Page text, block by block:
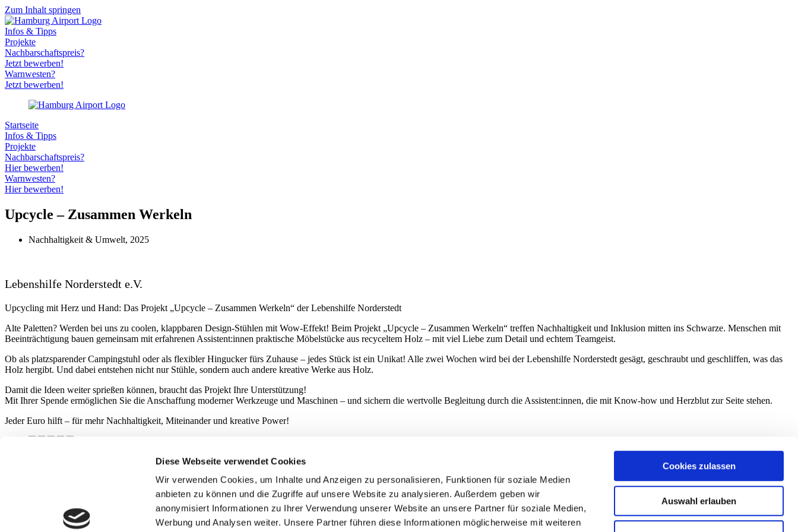
Diese Webseite verwendet Cookies
Wir verwenden Cookies, um Inhalte und Anzeigen zu personalisieren, Funktionen für soziale Medien
anbieten zu können und die Zugriffe auf unsere Website zu analysieren. Außerdem geben wir
anonymisiert Informationen zu Ihrer Verwendung unserer Website an unsere Partner für soziale Medien,
Werbung und Analysen weiter. Unsere Partner führen diese Informationen möglicherweise mit weiteren
Cookies zulassen
Auswahl erlauben
Zum Inhalt springen
Infos & Tipps
Projekte
Nachbarschaftspreis?
Jetzt bewerben!
Warnwesten?
Jetzt bewerben!
Startseite
Infos & Tipps
Projekte
Nachbarschaftspreis?
Hier bewerben!
Warnwesten?
Hier bewerben!
Upcycle – Zusammen Werkeln
Nachhaltigkeit & Umwelt, 2025
Lebenshilfe Norderstedt e.V.
Upcycling mit Herz und Hand: Das Projekt „Upcycle – Zusammen Werkeln“ der Lebenshilfe Norderstedt
Alte Paletten? Werden bei uns zu coolen, klappbaren Design-Stühlen mit Wow-Effekt! Beim Projekt „Upcycle – Zusammen Werkeln“ treffen Nachhaltigkeit und Inklusion mitten ins Schwarze. Menschen mit
Beeinträchtigung bauen gemeinsam mit erfahrenen Assistent:innen praktische Möbelstücke aus recyceltem Holz – mit viel Liebe zum Detail und echtem Teamgeist.
Ob als platzsparender Campingstuhl oder als flexibler Hingucker fürs Zuhause – jedes Stück ist ein Unikat! Alle zwei Wochen wird bei der Lebenshilfe Norderstedt gesägt, geschraubt und geschliffen, was das
Holz hergibt. Und dabei entstehen nicht nur Stühle, sondern auch andere kreative Werke aus Holz.
Damit die Ideen weiter sprießen können, braucht das Projekt Ihre Unterstützung!
Mit Ihrer Spende ermöglichen Sie die Anschaffung moderner Werkzeuge und Maschinen – und sichern die wertvolle Begleitung durch die Assistent:innen, die mit Know-how und Herzblut zur Seite stehen.
Jeder Euro hilft – für mehr Nachhaltigkeit, Miteinander und kreative Power!
Teilnahmebedingungen|Bildrichtlinien
Kontaktformular